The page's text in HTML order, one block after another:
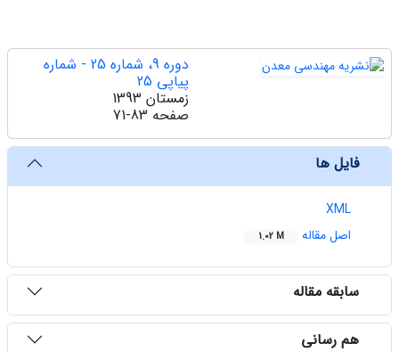
دوره 9، شماره 25 - شماره
پیاپی 25
زمستان 1393
صفحه 71-83
فایل ها
XML
اصل مقاله
1.02 M
سابقه مقاله
هم رسانی